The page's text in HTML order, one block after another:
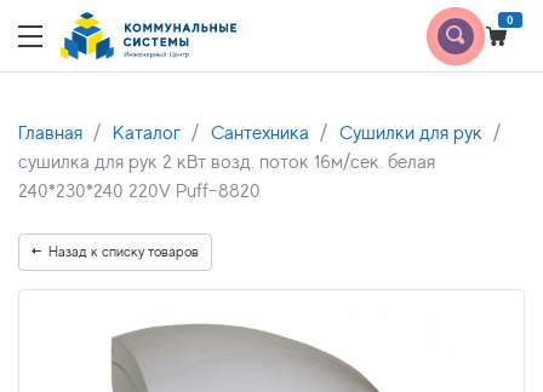
0
Главная Каталог Сантехника
Сушилки для рук
сушилка для рук 2 кВт возд. поток 16м/сек. белая
240*230*240 220V Puff-8820
Назад к списку товаров